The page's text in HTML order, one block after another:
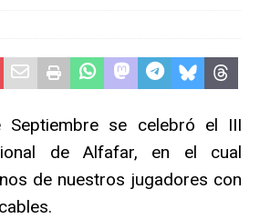
se celebró el III
de Alfafar, en el cual
de nuestros jugadores con